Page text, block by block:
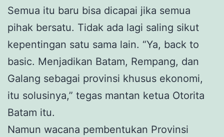
Semua itu baru bisa dicapai jika semua
pihak bersatu. Tidak ada lagi saling sikut
kepentingan satu sama lain. “Ya, back to
basic. Menjadikan Batam, Rempang, dan
Galang sebagai provinsi khusus ekonomi,
itu solusinya,” tegas mantan ketua Otorita
Batam itu.
Namun wacana pembentukan Provinsi